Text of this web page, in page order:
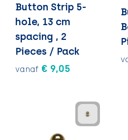
Button Strip 5-
hole, 13 cm
spacing , 2
Pieces / Pack
vanaf € 9,05